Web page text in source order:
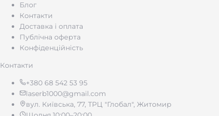
Блог
Контакти
Доставка і оплата
Публічна оферта
Конфіденційність
Контакти
+380 68 542 53 95
laserb1000@gmail.com
вул. Київська, 77, ТРЦ "Глобал", Житомир